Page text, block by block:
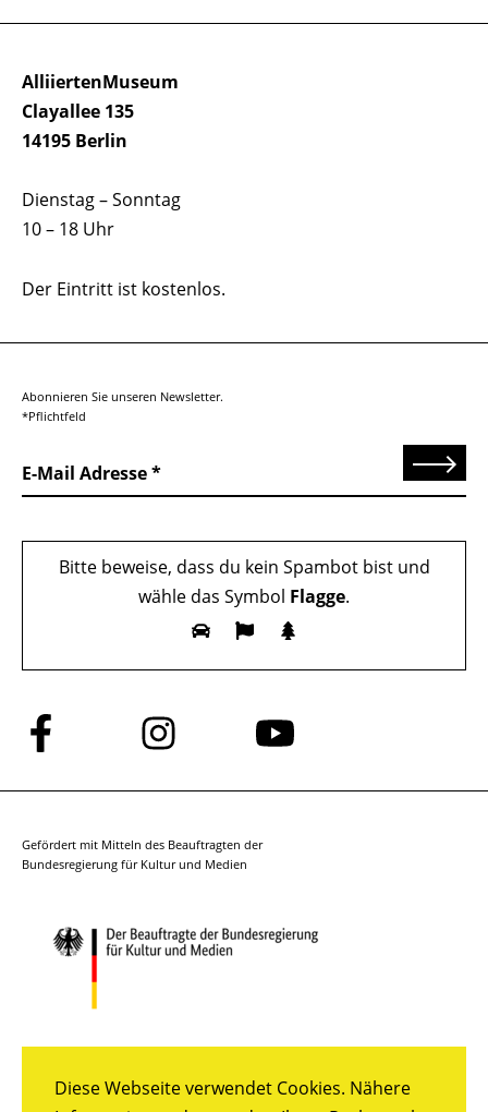
Diese Webseite verwendet Cookies. Nähere
AlliiertenMuseum
Clayallee 135
14195 Berlin
Dienstag – Sonntag
10 – 18 Uhr
Der Eintritt ist kostenlos.
Abonnieren Sie unseren Newsletter.
*Pflichtfeld
E-Mail Adresse Senden
Bitte beweise, dass du kein Spambot bist und
wähle das Symbol Flagge.
Folge
uns
auf
Folge
uns
auf
Folge
auf
Gefördert mit Mitteln des Beauftragten der
Bundesregierung für Kultur und Medien